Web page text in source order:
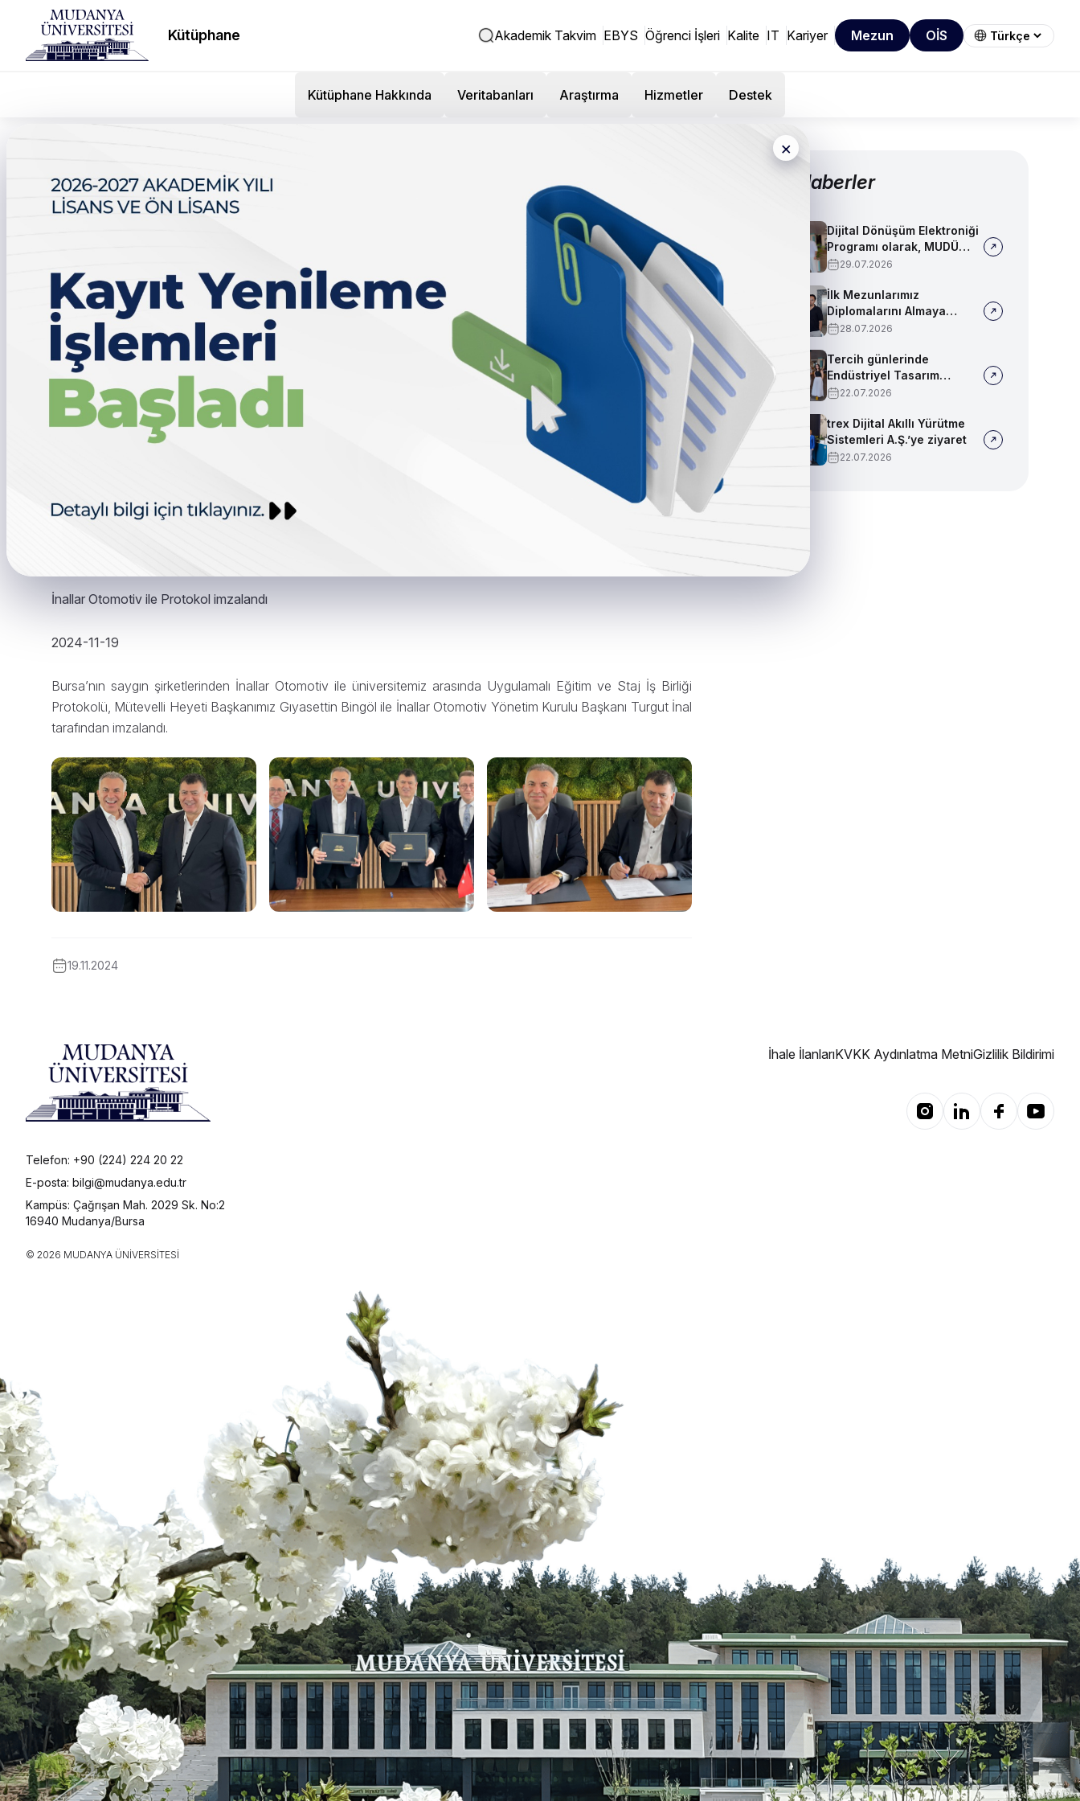
Kütüphane Akademik Takvim EBYS Öğrenci İşleri Kalite IT Kariyer Mezun OİS
Kütüphane Hakkında Veritabanları Araştırma Hizmetler Destek
×
İnallar Otomotiv ile Protokol imzalandı
İnallar Otomotiv ile Protokol imzalandı
2024-11-19
Bursa’nın saygın şirketlerinden İnallar Otomotiv ile üniversitemiz arasında Uygulamalı Eğitim ve Staj İş Birliği
Protokolü, Mütevelli Heyeti Başkanımız Gıyasettin Bingöl ile İnallar Otomotiv Yönetim Kurulu Başkanı Turgut İnal
tarafından imzalandı.
19.11.2024
Diğer Haberler
Dijital Dönüşüm Elektroniği
Programı olarak, MUDÜ
Tercih Tanıtım Günleri'nde
29.07.2026
İlk Mezunlarımız
Diplomalarını Almaya
Başladı
28.07.2026
Tercih günlerinde
Endüstriyel Tasarım
bölümümüzü tanıtmaya
22.07.2026
trex Dijital Akıllı Yürütme
Sistemleri A.Ş.’ye ziyaret
22.07.2026
Telefon: +90 (224) 224 20 22
E-posta: bilgi@mudanya.edu.tr
Kampüs: Çağrışan Mah. 2029 Sk. No:2
16940 Mudanya/Bursa
© 2026 MUDANYA ÜNIVERSITESI
İhale İlanlarıKVKK Aydınlatma MetniGizlilik Bildirimi